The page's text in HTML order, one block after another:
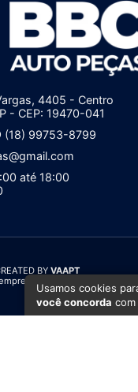
4405 - Centro
- CEP: 19470-041
(18) 99753-8799
até 18:00
BY VAAPT
inscrita no CNPJ
Usamos cookies
você concorda